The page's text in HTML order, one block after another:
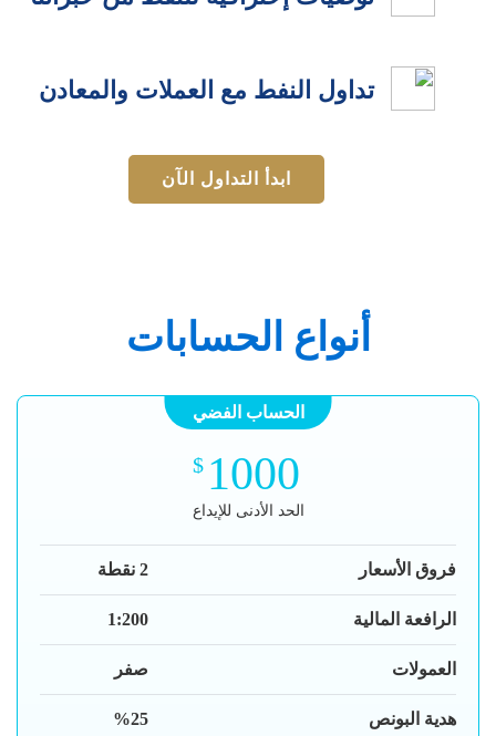
تداول النفط مع العملات والمعادن
ابدأ التداول الآن
أنواع الحسابات
الحساب الفضي
$ 1000
الحد الأدنى للإيداع
2 نقطة فروق الأسعار
1:200 الرافعة المالية
صفر العمولات
%25 هدية البونص